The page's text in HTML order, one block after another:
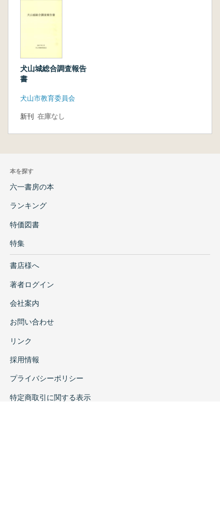
犬山城総合調査報告
書
犬山市教育委員会
新刊 在庫なし
本を探す
六一書房の本
ランキング
特価図書
特集
書店様へ
著者ログイン
会社案内
お問い合わせ
リンク
採用情報
プライバシーポリシー
特定商取引に関する表示